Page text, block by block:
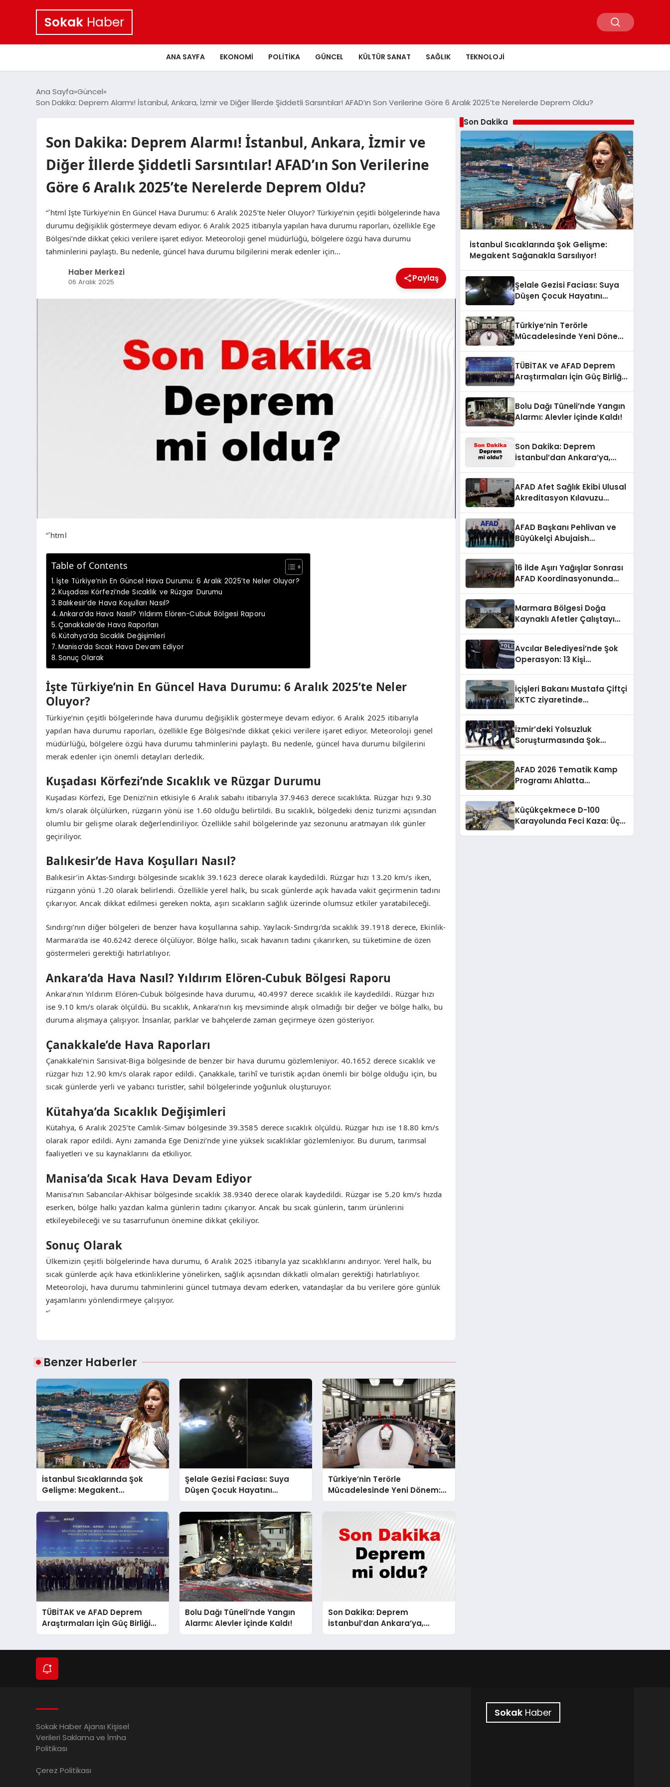
Sokak Haber
ANA SAYFA EKONOMI POLITIKA GÜNCEL KÜLTÜR SANAT SAĞLIK TEKNOLOJI
Ana Sayfa Güncel
Son Dakika: Deprem Alarmı! İstanbul, Ankara, İzmir ve Diğer İllerde Şiddetli Sarsıntılar! AFAD’ın Son Verilerine Göre 6 Aralık 2025’te Nerelerde Deprem Oldu?
Son Dakika: Deprem Alarmı! İstanbul, Ankara, İzmir ve
Diğer İllerde Şiddetli Sarsıntılar! AFAD’ın Son Verilerine
Göre 6 Aralık 2025’te Nerelerde Deprem Oldu?
“`html İşte Türkiye’nin En Güncel Hava Durumu: 6 Aralık 2025’te Neler Oluyor? Türkiye’nin çeşitli bölgelerinde hava
durumu değişiklik göstermeye devam ediyor. 6 Aralık 2025 itibarıyla yapılan hava durumu raporları, özellikle Ege
Bölgesi’nde dikkat çekici verilere işaret ediyor. Meteoroloji genel müdürlüğü, bölgelere özgü hava durumu
tahminlerini paylaştı. Bu nedenle, güncel hava durumu bilgilerini merak edenler için…
Haber Merkezi
06 Aralık 2025 Paylaş
“`html
Table of Contents
İşte Türkiye’nin En Güncel Hava Durumu: 6 Aralık 2025’te Neler Oluyor?
Kuşadası Körfezi’nde Sıcaklık ve Rüzgar Durumu
Balıkesir’de Hava Koşulları Nasıl?
Ankara’da Hava Nasıl? Yıldırım Elören-Cubuk Bölgesi Raporu
Çanakkale’de Hava Raporları
Kütahya’da Sıcaklık Değişimleri
Manisa’da Sıcak Hava Devam Ediyor
Sonuç Olarak
İşte Türkiye’nin En Güncel Hava Durumu: 6 Aralık 2025’te Neler
Oluyor?
Türkiye’nin çeşitli bölgelerinde hava durumu değişiklik göstermeye devam ediyor. 6 Aralık 2025 itibarıyla
yapılan hava durumu raporları, özellikle Ege Bölgesi’nde dikkat çekici verilere işaret ediyor. Meteoroloji genel
müdürlüğü, bölgelere özgü hava durumu tahminlerini paylaştı. Bu nedenle, güncel hava durumu bilgilerini
merak edenler için önemli detayları derledik.
Kuşadası Körfezi’nde Sıcaklık ve Rüzgar Durumu
Kuşadası Körfezi, Ege Denizi’nin etkisiyle 6 Aralık sabahı itibarıyla 37.9463 derece sıcaklıkta. Rüzgar hızı 9.30
km/s olarak ölçülürken, rüzgarın yönü ise 1.60 olduğu belirtildi. Bu sıcaklık, bölgedeki deniz turizmi açısından
olumlu bir gelişme olarak değerlendiriliyor. Özellikle sahil bölgelerinde yaz sezonunu aratmayan ılık günler
geçiriliyor.
Balıkesir’de Hava Koşulları Nasıl?
Balıkesir’in Aktas-Sındırgı bölgesinde sıcaklık 39.1623 derece olarak kaydedildi. Rüzgar hızı 13.20 km/s iken,
rüzgarın yönü 1.20 olarak belirlendi. Özellikle yerel halk, bu sıcak günlerde açık havada vakit geçirmenin tadını
çıkarıyor. Ancak dikkat edilmesi gereken nokta, aşırı sıcakların sağlık üzerinde olumsuz etkiler yaratabileceği.
Sındırgı’nın diğer bölgeleri de benzer hava koşullarına sahip. Yaylacık-Sındırgı’da sıcaklık 39.1918 derece, Ekinlik-
Marmara’da ise 40.6242 derece ölçülüyor. Bölge halkı, sıcak havanın tadını çıkarırken, su tüketimine de özen
göstermeleri gerektiği hatırlatılıyor.
Ankara’da Hava Nasıl? Yıldırım Elören-Cubuk Bölgesi Raporu
Ankara’nın Yıldırım Elören-Cubuk bölgesinde hava durumu, 40.4997 derece sıcaklık ile kaydedildi. Rüzgar hızı
ise 9.10 km/s olarak ölçüldü. Bu sıcaklık, Ankara’nın kış mevsiminde alışık olmadığı bir değer ve bölge halkı, bu
duruma alışmaya çalışıyor. İnsanlar, parklar ve bahçelerde zaman geçirmeye özen gösteriyor.
Çanakkale’de Hava Raporları
Çanakkale’nin Sarısivat-Biga bölgesinde de benzer bir hava durumu gözlemleniyor. 40.1652 derece sıcaklık ve
rüzgar hızı 12.90 km/s olarak rapor edildi. Çanakkale, tarihî ve turistik açıdan önemli bir bölge olduğu için, bu
sıcak günlerde yerli ve yabancı turistler, sahil bölgelerinde yoğunluk oluşturuyor.
Kütahya’da Sıcaklık Değişimleri
Kütahya, 6 Aralık 2025’te Camlık-Simav bölgesinde 39.3585 derece sıcaklık ölçüldü. Rüzgar hızı ise 18.80 km/s
olarak rapor edildi. Aynı zamanda Ege Denizi’nde yine yüksek sıcaklıklar gözlemleniyor. Bu durum, tarımsal
faaliyetleri ve su kaynaklarını da etkiliyor.
Manisa’da Sıcak Hava Devam Ediyor
Manisa’nın Sabancılar-Akhisar bölgesinde sıcaklık 38.9340 derece olarak kaydedildi. Rüzgar ise 5.20 km/s hızda
eserken, bölge halkı yazdan kalma günlerin tadını çıkarıyor. Ancak bu sıcak günlerin, tarım ürünlerini
etkileyebileceği ve su tasarrufunun önemine dikkat çekiliyor.
Sonuç Olarak
Ülkemizin çeşitli bölgelerinde hava durumu, 6 Aralık 2025 itibarıyla yaz sıcaklıklarını andırıyor. Yerel halk, bu
sıcak günlerde açık hava etkinliklerine yönelirken, sağlık açısından dikkatli olmaları gerektiği hatırlatılıyor.
Meteoroloji, hava durumu tahminlerini güncel tutmaya devam ederken, vatandaşlar da bu verilere göre günlük
yaşamlarını yönlendirmeye çalışıyor.
“`
Benzer Haberler
İstanbul Sıcaklarında Şok
Gelişme: Megakent
Sağanakla Sarsılıyor!
Şelale Gezisi Faciası: Suya
Düşen Çocuk Hayatını
Kaybetti
Türkiye’nin Terörle
Mücadelesinde Yeni Dönem:
Terörsüz Bir Gelecek İçin
Adımlar Atılıyor
TÜBİTAK ve AFAD Deprem
Araştırmaları İçin Güç Birliği
Yaptı
Bolu Dağı Tüneli’nde Yangın
Alarmı: Alevler İçinde Kaldı!
Son Dakika: Deprem
İstanbul’dan Ankara’ya,
İzmir’e Kadar Şok Etkisi
Son Dakika
İstanbul Sıcaklarında Şok Gelişme:
Megakent Sağanakla Sarsılıyor!
Şelale Gezisi Faciası: Suya
Düşen Çocuk Hayatını
Türkiye’nin Terörle
Mücadelesinde Yeni Dönem:
TÜBİTAK ve AFAD Deprem
Araştırmaları İçin Güç Birliği
Bolu Dağı Tüneli’nde Yangın
Alarmı: Alevler İçinde Kaldı!
Son Dakika: Deprem
İstanbul’dan Ankara’ya,
Sarsıcı Gelişmeler 6 Ağustos
2026
AFAD Afet Sağlık Ekibi Ulusal
Akreditasyon Kılavuzu
AFAD Başkanı Pehlivan ve
Büyükelçi Abujaish
16 İlde Aşırı Yağışlar Sonrası
AFAD Koordinasyonunda
Marmara Bölgesi Doğa
Kaynaklı Afetler Çalıştayı
Avcılar Belediyesi’nde Şok
Operasyon: 13 Kişi
İçişleri Bakanı Mustafa Çiftçi
KKTC ziyaretinde
İzmir’deki Yolsuzluk
Soruşturmasında Şok
AFAD 2026 Tematik Kamp
Programı Ahlatta
Küçükçekmece D-100
Karayolunda Feci Kaza: Üç
Sokak Haber Ajansı Kişisel
Verileri Saklama ve İmha
Politikası
Çerez Politikası
SokakHaber